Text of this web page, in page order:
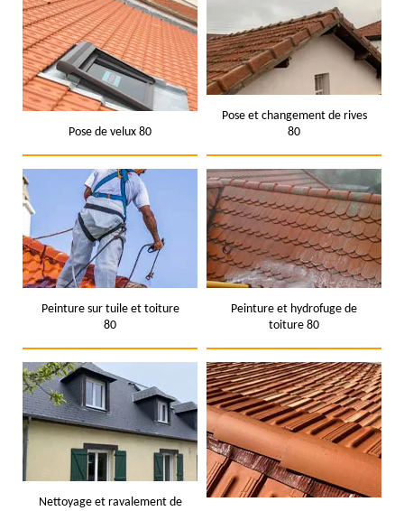
Pose de velux 80
Pose et changement de rives
80
Peinture sur tuile et toiture
80
Peinture et hydrofuge de
toiture 80
Nettoyage et ravalement de